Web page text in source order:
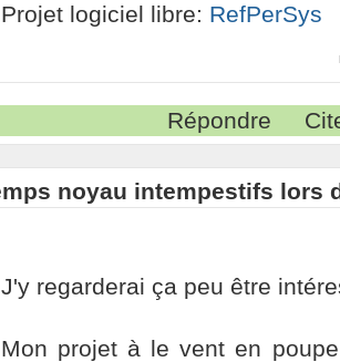
Projet logiciel libre: RefPerSys
Répondre
noyau intempestifs lors
J'y regarderai ça peu être
Mon projet à le vent en